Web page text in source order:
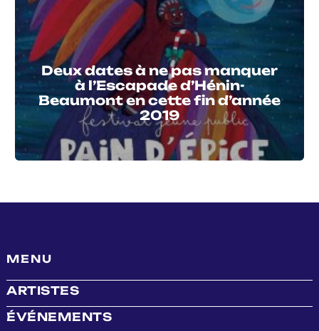
Deux dates à ne pas manquer
à l’Escapade d’Hénin-
Beaumont en cette fin d’année
2019
MENU
ARTISTES
ÉVÉNEMENTS